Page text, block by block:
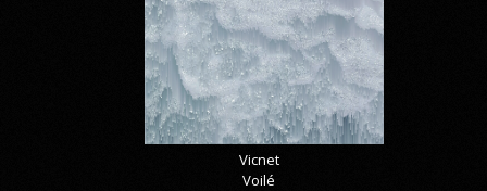
Vicnet
Voilé